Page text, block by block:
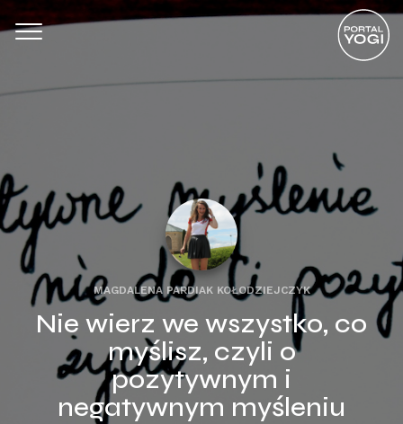
MAGDALENA PARDIAK KOŁODZIEJCZYK
Nie wierz we wszystko, co
myślisz, czyli o
pozytywnym i
negatywnym myśleniu